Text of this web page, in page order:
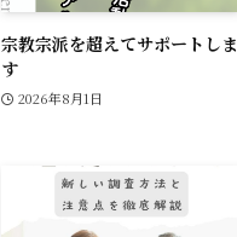
宗教宗派を超えてサポートしま
す
2026年8月1日